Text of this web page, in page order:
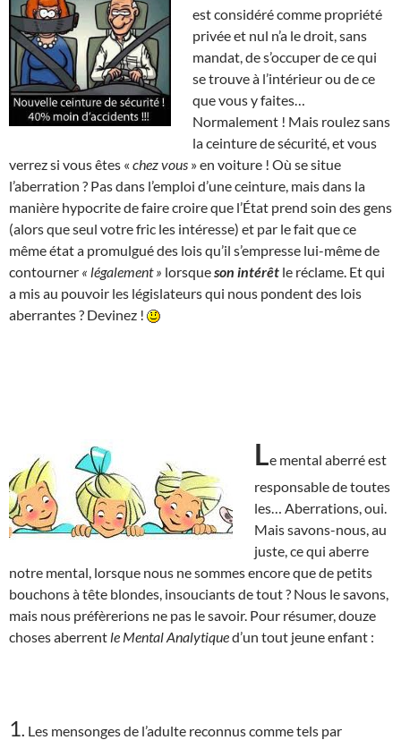
est considéré comme propriété
privée et nul n’a le droit, sans
mandat, de s’occuper de ce qui
se trouve à l’intérieur ou de ce
que vous y faites…
Normalement ! Mais roulez sans
la ceinture de sécurité, et vous
verrez si vous êtes « chez vous » en voiture ! Où se situe
l’aberration ? Pas dans l’emploi d’une ceinture, mais dans la
manière hypocrite de faire croire que l’État prend soin des gens
(alors que seul votre fric les intéresse) et par le fait que ce
même état a promulgué des lois qu’il s’empresse lui-même de
contourner « légalement » lorsqueson intérêt le réclame. Et qui
a mis au pouvoir les législateurs qui nous pondent des lois
aberrantes ? Devinez !
Le mental aberré est
responsable de toutes
les… Aberrations, oui.
Mais savons-nous, au
juste, ce qui aberre
notre mental, lorsque nous ne sommes encore que de petits
bouchons à tête blondes, insouciants de tout ? Nous le savons,
mais nous préfèrerions ne pas le savoir. Pour résumer, douze
choses aberrent le Mental Analytiqued’un tout jeune enfant :
1
Les mensonges de l’adulte reconnus comme tels par